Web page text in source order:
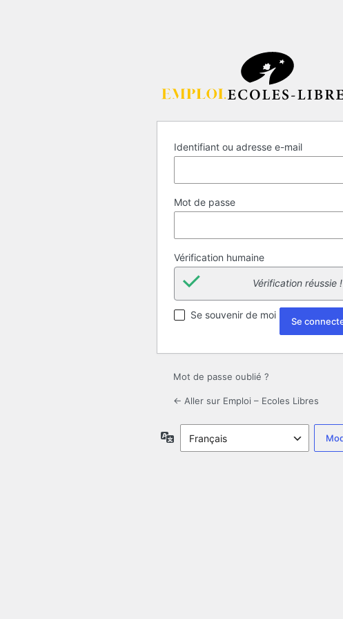
Identifiant ou adresse e-mail
Mot de passe
Vérification humaine
Vérification réussie !
Se souvenir de moi
Mot de passe oublié ?
← Aller sur Emploi – Ecoles Libres
Langue